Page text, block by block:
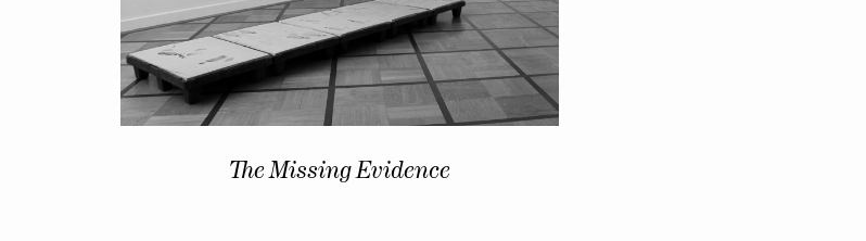
The Missing Evidence